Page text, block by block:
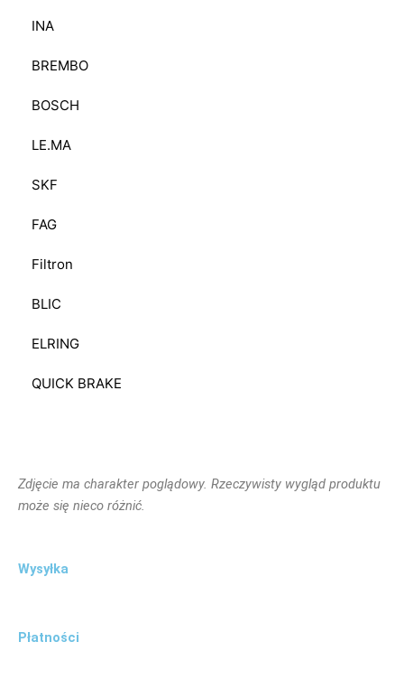
INA
BREMBO
BOSCH
LE.MA
SKF
FAG
Filtron
BLIC
ELRING
QUICK BRAKE
Zdjęcie ma charakter poglądowy. Rzeczywisty wygląd produktu
może się nieco różnić.
Wysyłka
Płatności